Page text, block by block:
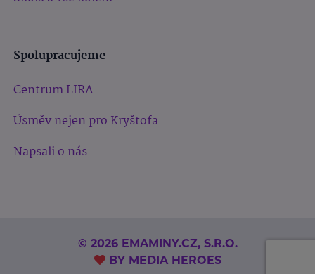
Spolupracujeme
Centrum LIRA
Úsměv nejen pro Kryštofa
Napsali o nás
© 2026 EMAMINY.CZ, S.R.O.
BY MEDIA HEROES